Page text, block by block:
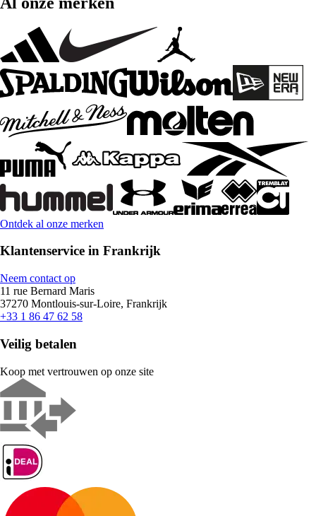
Ontdek al onze merken
Klantenservice in Frankrijk
Neem contact op
11 rue Bernard Maris
37270 Montlouis-sur-Loire, Frankrijk
+33 1 86 47 62 58
Veilig betalen
Koop met vertrouwen op onze site